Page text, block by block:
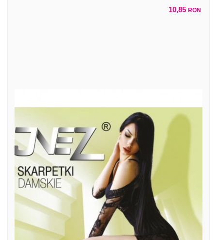
10,85 RON